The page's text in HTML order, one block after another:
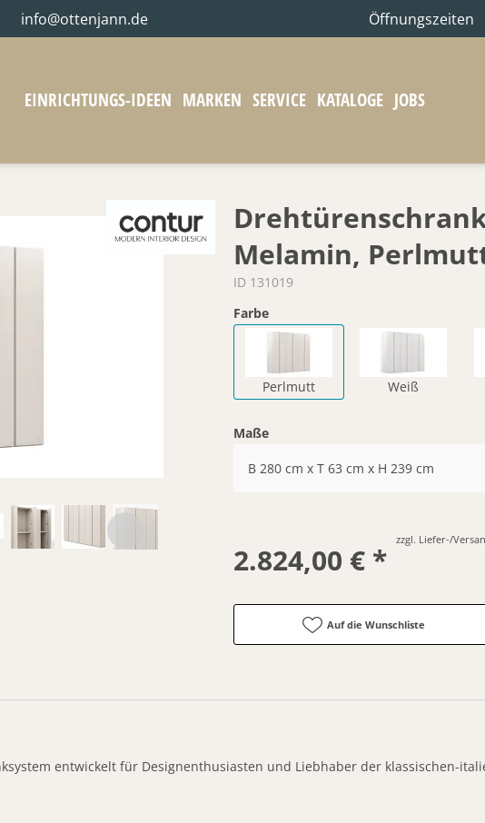
info@ottenjann.de Öffnungszeiten
EINRICHTUNGS-IDEEN MARKEN SERVICE KATALOGE JOBS
Melamin,
ID 131019
Farbe
Perlmutt Weiß
Maße
B 280 cm x T 63 cm x H 239 cm
2.824,00 € *
zzgl. Liefer-/
Auf die Wunschliste
entwickelt für Designenthusiasten und Liebhaber der klassischen-